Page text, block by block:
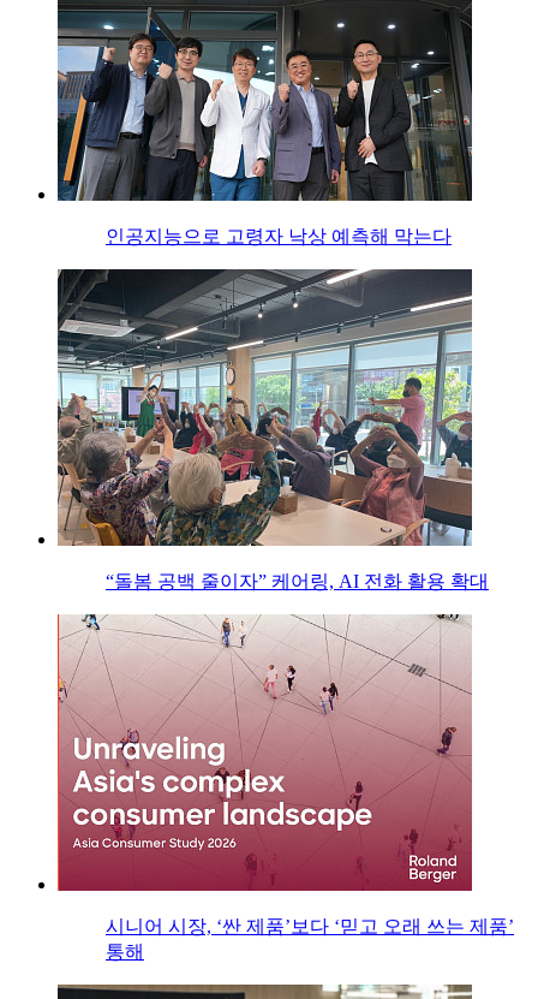
인공지능으로 고령자 낙상 예측해 막는다
“돌봄 공백 줄이자” 케어링, AI 전화 활용 확대
시니어 시장, ‘싼 제품’보다 ‘믿고 오래 쓰는 제품’
통해